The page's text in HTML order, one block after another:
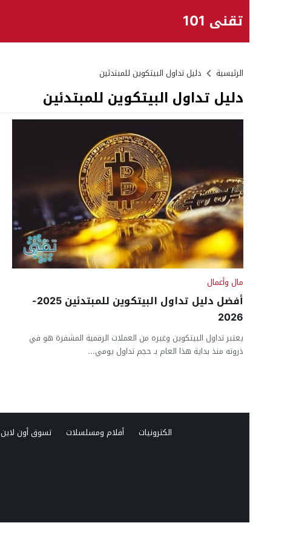
تقني 101
الرئيسية دليل تداول البيتكوين للمبتدئين
دليل تداول البيتكوين للمبتدئين
مال وأعمال
أفضل دليل تداول البيتكوين للمبتدئين 2025-
2026
يعتبر تداول البيتكوين وغيره من العملات الرقمية المشفرة هو في
ذروته منذ بداية هذا العام بـ حجم تداول يومي...
الكترونيات أفلام ومسلسلات تسوق أون لاين